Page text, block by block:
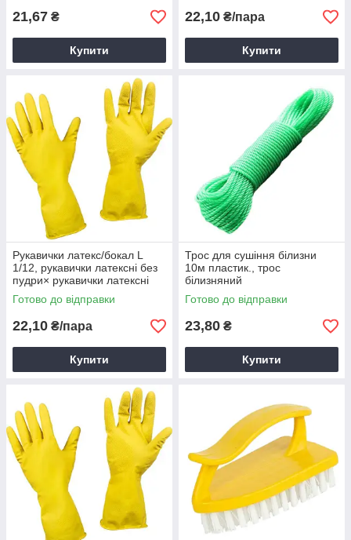
21,67 ₴
Купити
22,10 ₴/пара
Купити
Рукавички латекс/бокал L
1/12, рукавички латексні без
пудри× рукавички латексні
потовщені, рукавички для
прибирання латексні
Готово до відправки
22,10 ₴/пара
Купити
Трос для сушіння білизни
10м пластик., трос
білизняний
поліпропіленовий, колір в
асортименті
Готово до відправки
23,80 ₴
Купити